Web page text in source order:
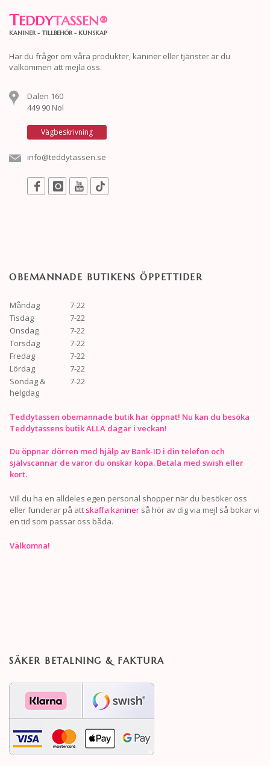
TEDDYTASSEN®
KANINER - TILLBEHÖR - KUNSKAP
Har du frågor om våra produkter, kaniner eller tjänster är du
välkommen att mejla oss.
Dalen 160
449 90 Nol
Vägbeskrivning
info@teddytassen.se
OBEMANNADE BUTIKENS ÖPPETTIDER
Måndag
7-22
Tisdag
7-22
Onsdag
7-22
Torsdag
7-22
Fredag
7-22
Lördag
7-22
Söndag &
helgdag
7-22
Teddytassen obemannade butik har öppnat! Nu kan du besöka
Teddytassens butik ALLA dagar i veckan!
Du öppnar dörren med hjälp av Bank-ID i din telefon och
självscannar de varor du önskar köpa. Betala med swish eller
kort.
Vill du ha en alldeles egen personal shopper när du besöker oss
eller funderar på att skaffa kaniner så hör av dig via mejl så bokar vi
en tid som passar oss båda.
Välkomna!
SÄKER BETALNING & FAKTURA